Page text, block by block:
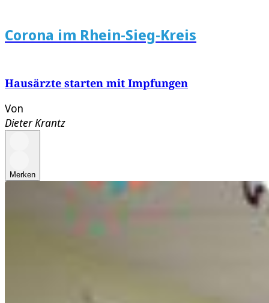
Corona im Rhein-Sieg-Kreis
Hausärzte starten mit Impfungen
Von
Dieter Krantz
Merken